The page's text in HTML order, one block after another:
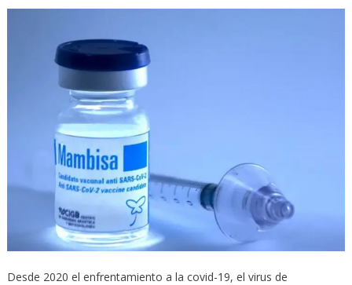
Desde 2020 el enfrentamiento a la covid-19, el virus de